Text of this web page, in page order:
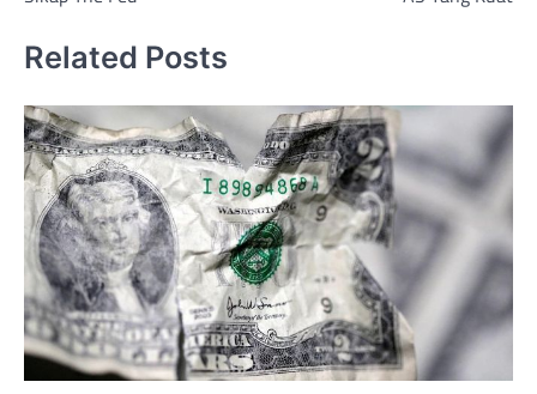
Related Posts